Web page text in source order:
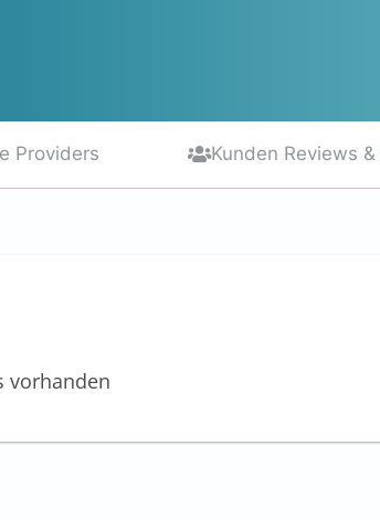
Providers Kunden Reviews
vorhanden